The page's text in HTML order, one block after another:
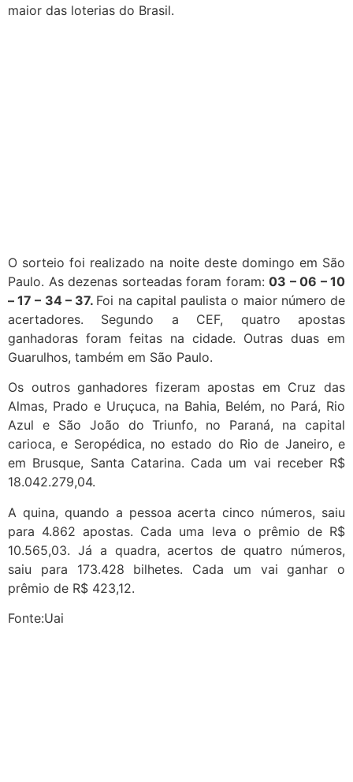
maior das loterias do Brasil.
O sorteio foi realizado na noite deste domingo em São
Paulo. As dezenas sorteadas foram foram: 03 – 06 – 10
– 17 – 34 – 37. Foi na capital paulista o maior número de
acertadores. Segundo a CEF, quatro apostas
ganhadoras foram feitas na cidade. Outras duas em
Guarulhos, também em São Paulo.
Os outros ganhadores fizeram apostas em Cruz das
Almas, Prado e Uruçuca, na Bahia, Belém, no Pará, Rio
Azul e São João do Triunfo, no Paraná, na capital
carioca, e Seropédica, no estado do Rio de Janeiro, e
em Brusque, Santa Catarina. Cada um vai receber R$
18.042.279,04.
A quina, quando a pessoa acerta cinco números, saiu
para 4.862 apostas. Cada uma leva o prêmio de R$
10.565,03. Já a quadra, acertos de quatro números,
saiu para 173.428 bilhetes. Cada um vai ganhar o
prêmio de R$ 423,12.
Fonte:Uai